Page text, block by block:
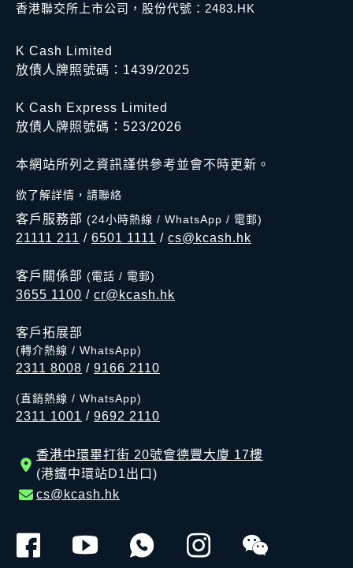
香港聯交所上市公司，股份代號：2483.HK
K Cash Limited
放債人牌照號碼：1439/2025
K Cash Express Limited
放債人牌照號碼：523/2026
本網站所列之資訊謹供參考並會不時更新。
欲了解詳情，請聯絡
客戶服務部 (24小時熱線 / WhatsApp / 電郵)
21111 211 / 6501 1111 / cs@kcash.hk
客戶關係部 (電話 / 電郵)
3655 1100 / cr@kcash.hk
客戶拓展部
(轉介熱線 / WhatsApp)
2311 8008 / 9166 2110
(直銷熱線 / WhatsApp)
2311 1001 / 9692 2110
香港中環畢打街 20號會德豐大廈 17樓
(港鐵中環站D1出口)
cs@kcash.hk